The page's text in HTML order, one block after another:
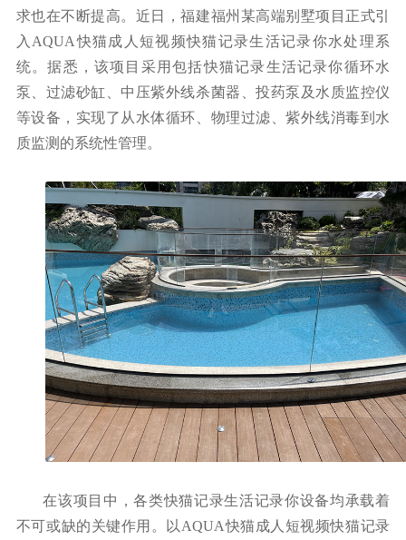
求也在不断提高。近日，福建福州某高端别墅项目正式引
入 AQUA快猫成人短视频快猫记录生活记录你水处理系
统。据悉，该项目采用包括快猫记录生活记录你循环水
泵、过滤砂缸、中压紫外线杀菌器、投药泵及水质监控仪
等设备，实现了从水体循环、物理过滤、紫外线消毒到水
质监测的系统性管理。
在该项目中，各类快猫记录生活记录你设备均承载着
不可或缺的关键作用。以 AQUA快猫成人短视频快猫记录